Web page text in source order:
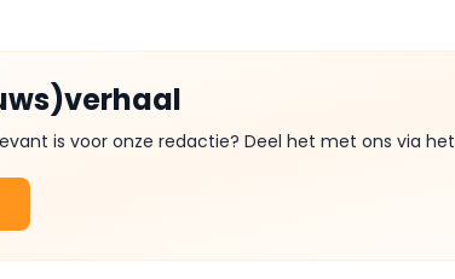
is voor onze redactie? Deel het met ons via het